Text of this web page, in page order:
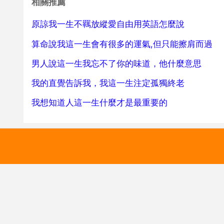
相關推薦
原諒我一生不羈放縱愛自由用英語怎麼說
算命說我這一生會有很多的運氣,但只能擦肩而過
男人說這一生我忘不了你的味道，他什麼意思
我的直覺告訴我，我這一生注定孤獨終老
我想知道人這一生什麼才是最重要的